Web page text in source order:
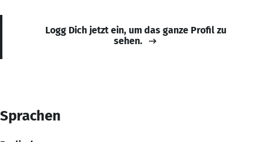
Logg Dich jetzt ein, um das ganze Profil zu
sehen.
Sprachen